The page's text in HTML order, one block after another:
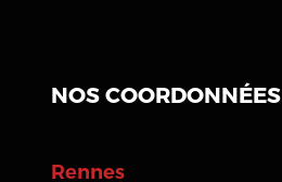
NOS COORDONNÉES